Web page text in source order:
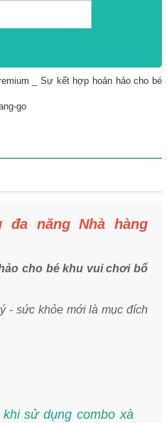
_ Sự kết hợp hoản hảo cho bé
go
đa năng Nhà hàng
cho bé khu vui chơi bổ
- sức khỏe mới là mục đích
sử dụng combo xà